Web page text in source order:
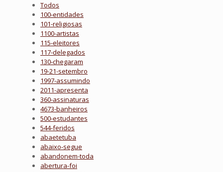
Todos
100-entidades
101-religiosas
1100-artistas
115-eleitores
117-delegados
130-chegaram
19-21-setembro
1997-assumindo
2011-apresenta
360-assinaturas
4673-banheiros
500-estudantes
544-feridos
abaetetuba
abaixo-segue
abandonem-toda
abertura-foi